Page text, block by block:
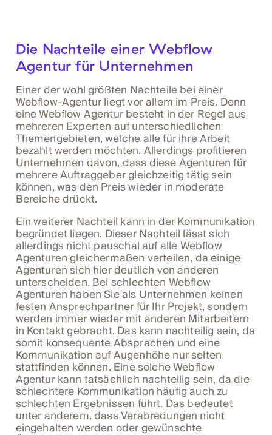
Die Nachteile einer Webflow
Agentur für Unternehmen
Einer der wohl größten Nachteile bei einer
Webflow-Agentur liegt vor allem im Preis. Denn
eine Webflow Agentur besteht in der Regel aus
mehreren Experten auf unterschiedlichen
Themengebieten, welche alle für ihre Arbeit
bezahlt werden möchten. Allerdings profitieren
Unternehmen davon, dass diese Agenturen für
mehrere Auftraggeber gleichzeitig tätig sein
können, was den Preis wieder in moderate
Bereiche drückt.
Ein weiterer Nachteil kann in der Kommunikation
begründet liegen. Dieser Nachteil lässt sich
allerdings nicht pauschal auf alle Webflow
Agenturen gleichermaßen verteilen, da einige
Agenturen sich hier deutlich von anderen
unterscheiden. Bei schlechten Webflow
Agenturen haben Sie als Unternehmen keinen
festen Ansprechpartner für Ihr Projekt, sondern
werden immer wieder mit anderen Mitarbeitern
in Kontakt gebracht. Das kann nachteilig sein, da
somit konsequente Absprachen und eine
Kommunikation auf Augenhöhe nur selten
stattfinden können. Eine solche Webflow
Agentur kann tatsächlich nachteilig sein, da die
schlechtere Kommunikation häufig auch zu
schlechten Ergebnissen führt. Das bedeutet
unter anderem, dass Verabredungen nicht
eingehalten werden oder gewünschte